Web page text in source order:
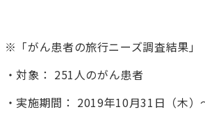
※「がん患者の旅行ニーズ調査結果」
・対象： 251人のがん患者
・実施期間： 2019年10月31日（木）